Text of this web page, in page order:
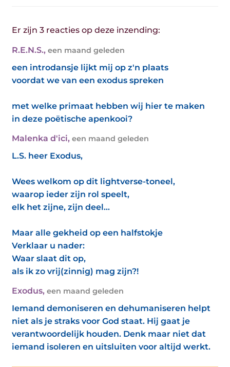
Er zijn 3 reacties op deze inzending:
R.E.N.S., een maand geleden
een introdansje lijkt mij op z'n plaats
voordat we van een exodus spreken
met welke primaat hebben wij hier te maken
in deze poëtische apenkooi?
Malenka d'ici, een maand geleden
L.S. heer Exodus,
Wees welkom op dit lightverse-toneel,
waarop ieder zijn rol speelt,
elk het zijne, zijn deel...
Maar alle gekheid op een halfstokje
Verklaar u nader:
Waar slaat dit op,
als ik zo vrij(zinnig) mag zijn?!
Exodus, een maand geleden
Iemand demoniseren en dehumaniseren helpt
niet als je straks voor God staat. Hij gaat je
verantwoordelijk houden. Denk maar niet dat
iemand isoleren en uitsluiten voor altijd werkt.